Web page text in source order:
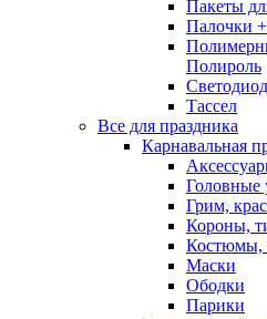
Пакеты
Палочки
Полироль
Тассел
Все для праздника
Карнавальная
Головные
Грим,
Короны,
Костюмы,
Маски
Ободки
Парики